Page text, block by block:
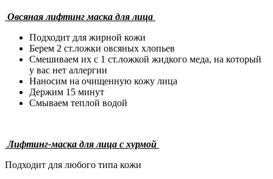
Овсяная лифтинг маска для лица
Подходит для жирной кожи
Берем 2 ст.ложки овсяных хлопьев
Смешиваем их с 1 ст.ложкой жидкого меда, на который
у вас нет аллергии
Наносим на очищенную кожу лица
Держим 15 минут
Смываем теплой водой
Лифтинг-маска для лица с хурмой
Подходит для любого типа кожи